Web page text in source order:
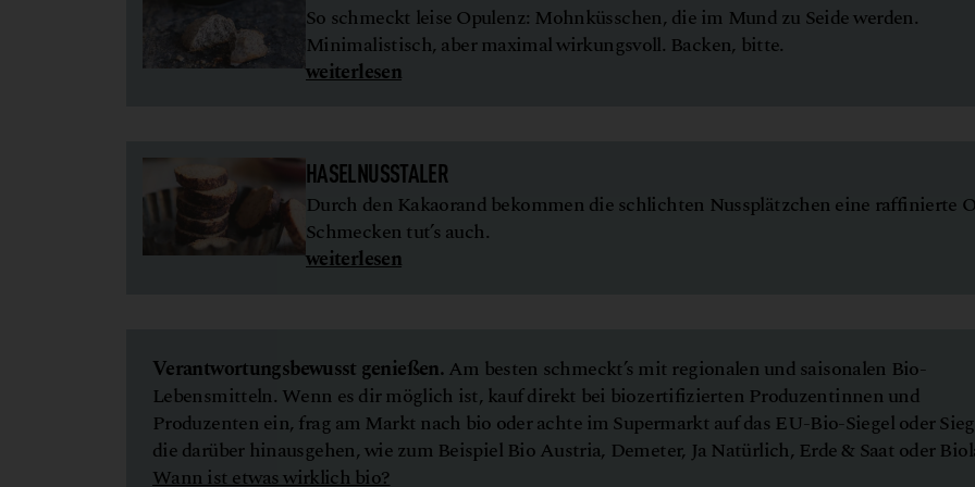
So schmeckt leise Opulenz: Mohnküsschen, die im Mund zu Seide werden.
Minimalistisch, aber maximal wirkungsvoll. Backen, bitte.
weiterlesen
HASELNUSSTALER
Durch den Kakaorand bekommen die schlichten Nussplätzchen eine raffinierte
Schmecken tut’s auch.
weiterlesen
Verantwortungsbewusst genießen.Am besten schmeckt’s mit regionalen und saisonalen Bio-
Lebensmitteln. Wenn es dir möglich ist, kauf direkt bei biozertifizierten Produzentinnen und
Produzenten ein, frag am Markt nach bio oder achte im Supermarkt auf das EU-Bio-Siegel oder
die darüber hinausgehen, wie zum Beispiel Bio Austria, Demeter, Ja Natürlich, Erde & Saat oder
Wann ist etwas wirklich bio?